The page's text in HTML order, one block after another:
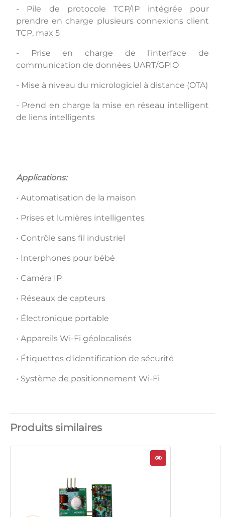
- Pile de protocole TCP/IP intégrée pour
prendre en charge plusieurs connexions client
TCP, max 5
- Prise en charge de l'interface de
communication de données UART/GPIO
- Mise à niveau du micrologiciel à distance (OTA)
- Prend en charge la mise en réseau intelligent
de liens intelligents
Applications:
• Automatisation de la maison
• Prises et lumières intelligentes
• Contrôle sans fil industriel
• Interphones pour bébé
• Caméra IP
• Réseaux de capteurs
• Électronique portable
• Appareils Wi-Fi géolocalisés
• Étiquettes d'identification de sécurité
• Système de positionnement Wi-Fi
Produits similaires